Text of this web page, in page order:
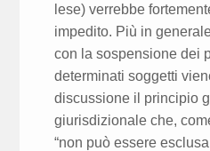
lese) verrebbe
impedito. Più in
con la sospensione dei
determinati soggetti
discussione il principio
giurisdizionale che,
“non può essere